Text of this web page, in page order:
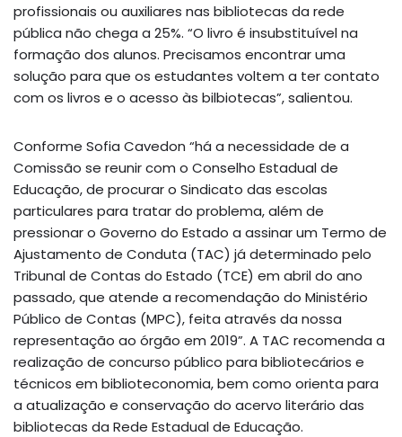
profissionais ou auxiliares nas bibliotecas da rede
pública não chega a 25%. “O livro é insubstituível na
formação dos alunos. Precisamos encontrar uma
solução para que os estudantes voltem a ter contato
com os livros e o acesso às bilbiotecas”, salientou.
Conforme Sofia Cavedon “há a necessidade de a
Comissão se reunir com o Conselho Estadual de
Educação, de procurar o Sindicato das escolas
particulares para tratar do problema, além de
pressionar o Governo do Estado a assinar um Termo de
Ajustamento de Conduta (TAC) já determinado pelo
Tribunal de Contas do Estado (TCE) em abril do ano
passado, que atende a recomendação do Ministério
Público de Contas (MPC), feita através da nossa
representação ao órgão em 2019”. A TAC recomenda a
realização de concurso público para bibliotecários e
técnicos em biblioteconomia, bem como orienta para
a atualização e conservação do acervo literário das
bibliotecas da Rede Estadual de Educação.